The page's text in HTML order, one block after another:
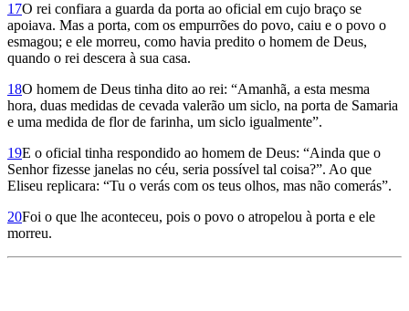
17O rei confiara a guarda da porta ao oficial em cujo braço se
apoiava. Mas a porta, com os empurrões do povo, caiu e o povo o
esmagou; e ele morreu, como havia predito o homem de Deus,
quando o rei descera à sua casa.
18O homem de Deus tinha dito ao rei: “Amanhã, a esta mesma
hora, duas medidas de cevada valerão um siclo, na porta de Samaria
e uma medida de flor de farinha, um siclo igualmente”.
19E o oficial tinha respondido ao homem de Deus: “Ainda que o
Senhor fizesse janelas no céu, seria possível tal coisa?”. Ao que
Eliseu replicara: “Tu o verás com os teus olhos, mas não comerás”.
20Foi o que lhe aconteceu, pois o povo o atropelou à porta e ele
morreu.